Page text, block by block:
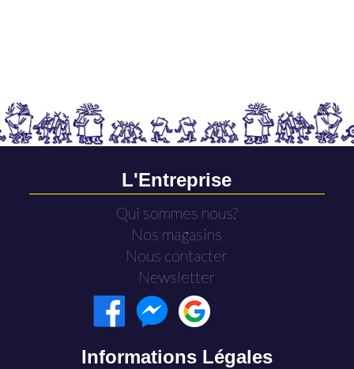
L'Entreprise
Qui sommes nous?
Nos magasins
Nous contacter
Newsletter
Informations Légales